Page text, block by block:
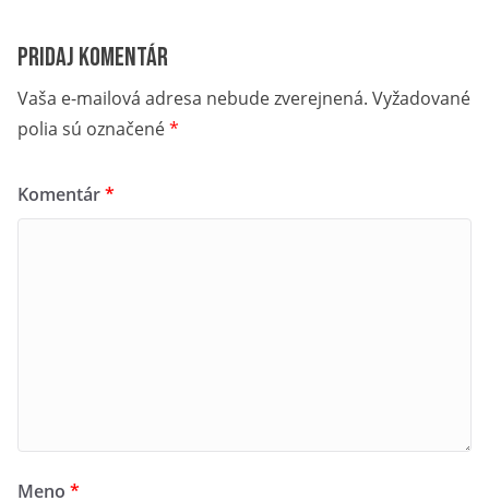
Pridaj komentár
Vaša e-mailová adresa nebude zverejnená. Vyžadované
polia sú označené*
Komentár*
Meno *